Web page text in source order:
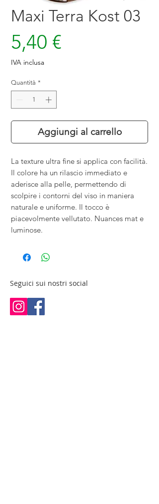
Maxi Terra Kost 03
5,40 €
IVA inclusa
Quantità *
Aggiungi al carrello
La texture ultra fine si applica con facilità.
Il colore ha un rilascio immediato e
aderisce alla pelle, permettendo di
scolpire i contorni del viso in maniera
naturale e uniforme. Il tocco è
piacevolmente vellutato. Nuances mat e
luminose.
Seguici sui nostri social